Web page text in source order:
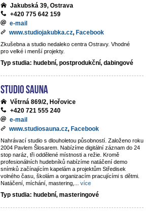
Jakubská 39, Ostrava
+420 775 642 159
e-mail
www.studiojakubka.cz, Facebook
Zkušebna a studio nedaleko centra Ostravy. Vhodné
pro velké i menší projekty.
Typ studia: hudební, postprodukční, dabingové
Studio Sauna
Větrná 869/2, Hořovice
+420 721 555 240
e-mail
www.studiosauna.cz, Facebook
Nahrávací studio s dlouholetou působností. Založeno roku
2004 Pavlem Šlosarem. Nabízíme digitální záznam do 24
stop naráz, tři oddělené místnosti a režie. Kromě
profesionálních hudebníků nabízíme natáčení demo
snímků začínajícím kapelám a projektům Středisek
volného času, školám a organizacím pracujícími s dětmi.
Natáčení, míchání, mastering,
více
Typ studia: hudební, masteringové